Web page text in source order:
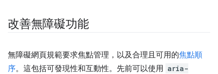
改善無障礙功能
無障礙網頁規範要求焦點管理，以及合理且可用的焦點順
序。這包括可發現性和互動性。先前可以使用 aria-